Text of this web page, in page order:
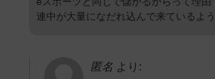
連中が大量になだれ込んで来ているよ
匿名 より: